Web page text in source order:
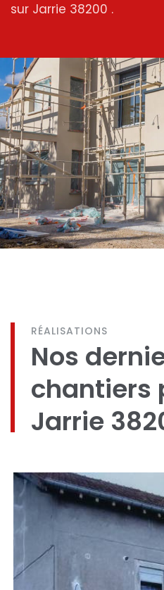
sur Jarrie 38200 .
RÉALISATIONS
Nos
chantiers
Jarrie